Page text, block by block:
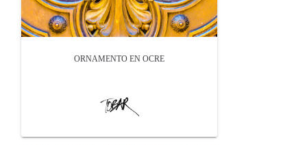
ORNAMENTO EN OCRE